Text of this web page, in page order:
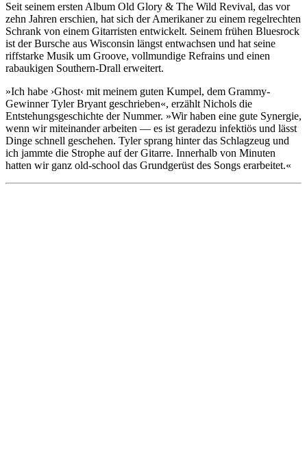
Seit seinem ersten Album Old Glory & The Wild Revival, das vor
zehn Jahren erschien, hat sich der Amerikaner zu einem regelrechten
Schrank von einem Gitarristen entwickelt. Seinem frühen Bluesrock
ist der Bursche aus Wisconsin längst entwachsen und hat seine
riffstarke Musik um Groove, vollmundige Refrains und einen
rabaukigen Southern-Drall erweitert.
»Ich habe ›Ghost‹ mit meinem guten Kumpel, dem Grammy-
Gewinner Tyler Bryant geschrieben«, erzählt Nichols die
Entstehungsgeschichte der Nummer. »Wir haben eine gute Synergie,
wenn wir miteinander arbeiten — es ist geradezu infektiös und lässt
Dinge schnell geschehen. Tyler sprang hinter das Schlagzeug und
ich jammte die Strophe auf der Gitarre. Innerhalb von Minuten
hatten wir ganz old-school das Grundgerüst des Songs erarbeitet.«